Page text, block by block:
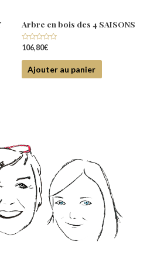
Arbre en bois des 4 SAISONS
Note
0
sur
106,80€
Ajouter au panier